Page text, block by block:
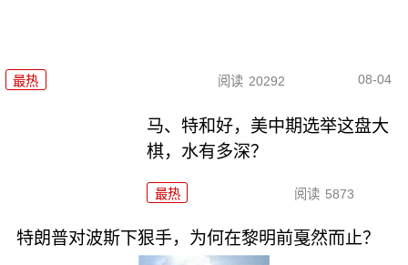
最热 阅读 20292 08-04
马、特和好，美中期选举这盘大
棋，水有多深？
最热 阅读 5873
特朗普对波斯下狠手，为何在黎明前戛然而止？